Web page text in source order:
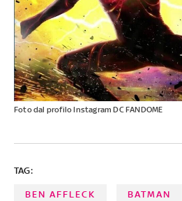
Foto dal profilo Instagram DC FANDOME
TAG:
BEN AFFLECK BATMAN